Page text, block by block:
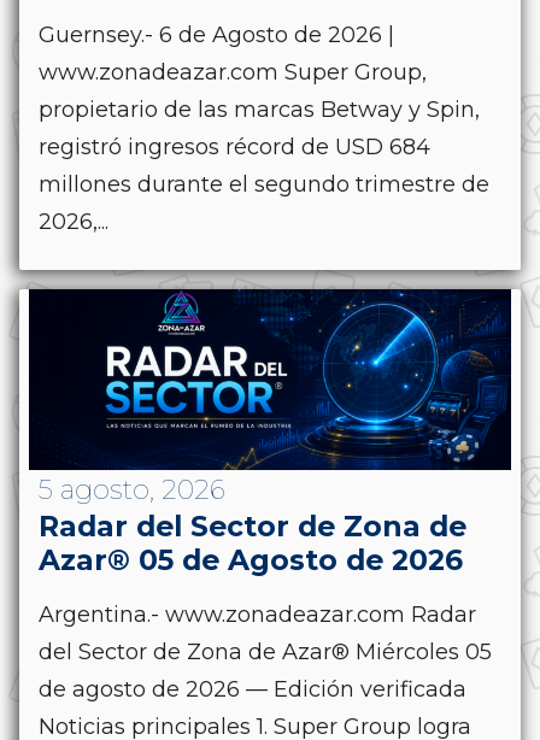
Guernsey.- 6 de Agosto de 2026 |
www.zonadeazar.com Super Group,
propietario de las marcas Betway y Spin,
registró ingresos récord de USD 684
millones durante el segundo trimestre de
2026,...
5 agosto, 2026
Radar del Sector de Zona de
Azar® 05 de Agosto de 2026
Argentina.- www.zonadeazar.com Radar
del Sector de Zona de Azar® Miércoles 05
de agosto de 2026 — Edición verificada
Noticias principales 1. Super Group logra